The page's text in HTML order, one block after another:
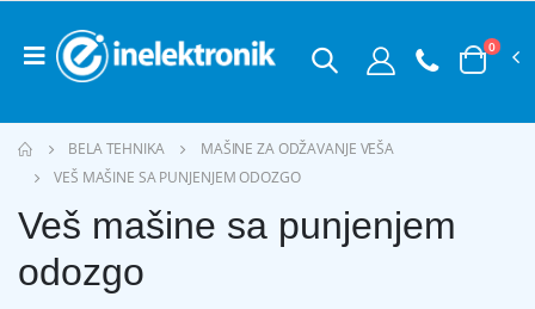
0
BELA TEHNIKA
MAŠINE ZA ODŽAVANJE VEŠA
VEŠ MAŠINE SA PUNJENJEM ODOZGO
Veš mašine sa punjenjem
odozgo